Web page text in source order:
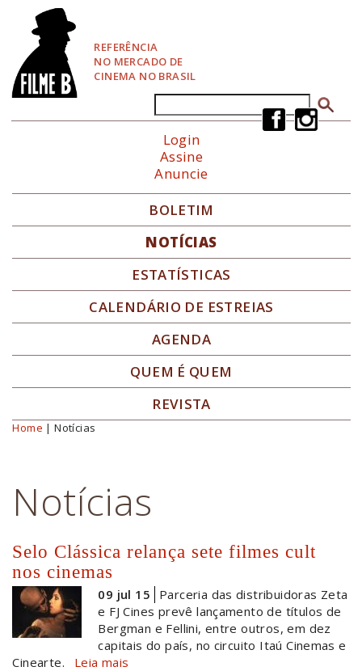
REFERÊNCIA
NO MERCADO DE
CINEMA NO BRASIL
Formulário de busca
Login
Assine
Anuncie
BOLETIM
NOTÍCIAS
ESTATÍSTICAS
CALENDÁRIO DE ESTREIAS
AGENDA
QUEM É QUEM
REVISTA
Você está aqui
Home | Notícias
Notícias
Selo Clássica relança sete filmes cult
nos cinemas
09 jul 15
Parceria das distribuidoras Zeta
e FJ Cines prevê lançamento de títulos de
Bergman e Fellini, entre outros, em dez
capitais do país, no circuito Itaú Cinemas e
Cinearte.
Leia mais